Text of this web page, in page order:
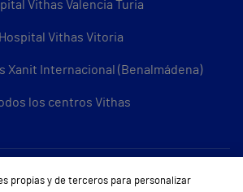
Vithas Valencia Turia
Hospital Vithas Vitoria
Xanit Internacional (Benalmádena)
los centros Vithas
Sobre Vithas
propias y de terceros para personalizar